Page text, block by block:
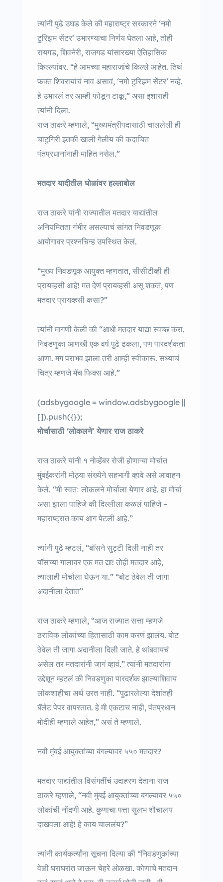
त्यांनी पुढे उघड केले की महाराष्ट्र सरकारने ‘नमो
टुरिझम सेंटर’ उभारण्याचा निर्णय घेतला आहे, तोही
रायगड, शिवनेरी, राजगड यांसारख्या ऐतिहासिक
किल्ल्यांवर. “हे आमच्या महाराजांचे किल्ले आहेत. तिथं
फक्त शिवरायांचं नाव असावं, ‘नमो टुरिझम सेंटर’ नव्हे.
हे उभारलं तर आम्ही फोडून टाकू,” असा इशाराही
त्यांनी दिला.
राज ठाकरे म्हणाले, “मुख्यमंत्रीपदासाठी चाललेली ही
चाटुगिरी इतकी खाली गेलीय की कदाचित
पंतप्रधानांनाही माहित नसेल.”
मतदार यादीतील घोळांवर हल्लाबोल
राज ठाकरे यांनी राज्यातील मतदार याद्यांतील
अनियमितता गंभीर असल्याचं सांगत निवडणूक
आयोगावर प्रश्नचिन्ह उपस्थित केलं.
“मुख्य निवडणूक आयुक्त म्हणतात, सीसीटीव्ही ही
प्रायव्हसी आहे! मत देणं प्रायव्हसी असू शकतं, पण
मतदार प्रायव्हसी कसा?”
त्यांनी मागणी केली की “आधी मतदार याद्या स्वच्छ करा.
निवडणुका आणखी एक वर्ष पुढे ढकला, पण पारदर्शकता
आणा. मग पराभव झाला तरी आम्ही स्वीकारू. सध्याचं
चित्र म्हणजे मॅच फिक्स आहे.”
(adsbygoogle = window.adsbygoogle ||
[]).push({});
मोर्चासाठी ‘लोकलने’ येणार राज ठाकरे
राज ठाकरे यांनी १ नोव्हेंबर रोजी होणाऱ्या मोर्चात
मुंबईकरांनी मोठ्या संख्येने सहभागी व्हावे असे आवाहन
केले. “मी स्वतः लोकलने मोर्चाला येणार आहे. हा मोर्चा
असा झाला पाहिजे की दिल्लीला कळलं पाहिजे –
महाराष्ट्रात काय आग पेटली आहे.”
त्यांनी पुढे म्हटलं, “बॉसने सुट्टी दिली नाही तर
बॉसच्या गालावर एक मत द्या! तोही मतदार आहे,
त्यालाही मोर्चाला घेऊन या.” “बोट ठेवेल ती जागा
अदानीला देतात”
राज ठाकरे म्हणाले, “आज राज्यात सत्ता म्हणजे
ठराविक लोकांच्या हितासाठी काम करणं झालंय. बोट
ठेवेल ती जागा अदानीला दिली जाते. हे थांबवायचं
असेल तर मतदारांनी जागं व्हावं.” त्यांनी मतदारांना
उद्देशून म्हटलं की निवडणुका पारदर्शक झाल्याशिवाय
लोकशाहीचा अर्थ उरत नाही. “पुढारलेल्या देशांतही
बॅलेट पेपर वापरतात. हे मी एकटाच नाही, पंतप्रधान
मोदीही म्हणाले आहेत,” असं ते म्हणाले.
नवी मुंबई आयुक्तांच्या बंगल्यावर ५५० मतदार?
मतदार याद्यांतील विसंगतींचं उदाहरण देताना राज
ठाकरे म्हणाले, “नवी मुंबई आयुक्तांच्या बंगल्यावर ५५०
लोकांची नोंदणी आहे. कुणाचा पत्ता सुलभ शौचालय
दाखवला आहे! हे काय चाललंय?”
त्यांनी कार्यकर्त्यांना सूचना दिल्या की “निवडणुकांच्या
वेळी घराघरांत जाऊन चेहरे ओळखा. कोणाचे मतदान